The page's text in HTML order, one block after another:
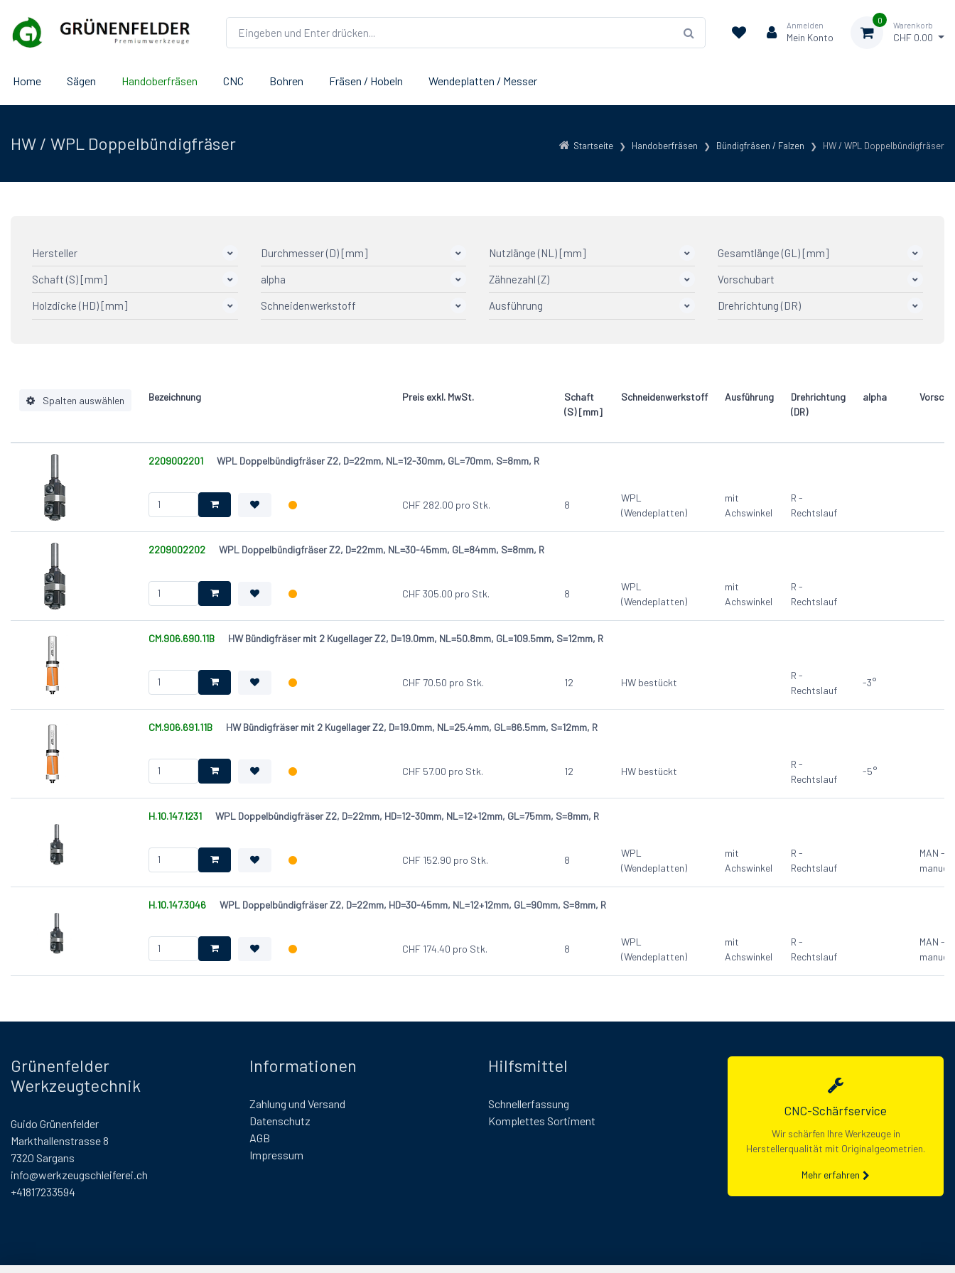
Anmelden
Mein Konto
0
Warenkorb
CHF 0.00
Home Sägen Handoberfräsen CNC Bohren Fräsen / Hobeln Wendeplatten / Messer
Startseite Handoberfräsen Bündigfräsen / Falzen HW / WPL Doppelbündigfräser
HW / WPL Doppelbündigfräser
Hersteller
AGEFA Präzisionswerkzeuge
CMT
Durchmesser (D) [mm] Nutzlänge (NL) [mm] Gesamtlänge (GL) [mm]
Schaft (S) [mm]
12
alpha
-3°
Zähnezahl (Z) Vorschubart
MAN - manuell
Holzdicke (HD) [mm] Schneidenwerkstoff Ausführung Drehrichtung (DR)
Spalten auswählen
Ausführung
Drehrichtung (DR)
Vorschubart
Durchmesser (D) [mm]
Nutzlänge (NL) [mm]
Gesamtlänge (GL) [mm]
Zähnezahl (Z)
Holzdicke (HD) [mm]
Bezeichnung Preis exkl. MwSt.
Schaft
(S) [mm]
Schneidenwerkstoff Ausführung
Drehrichtung
(DR)
alpha
2209002201 WPL Doppelbündigfräser Z2, D=22mm, NL=12-30mm, GL=70mm, S=8mm, R
CHF 282.00 pro Stk. 8
WPL
(Wendeplatten)
mit
Achswinkel
R -
Rechtslauf
2209002202 WPL Doppelbündigfräser Z2, D=22mm, NL=30-45mm, GL=84mm, S=8mm, R
CHF305.00 pro Stk. 8
WPL
(Wendeplatten)
mit
Achswinkel
R -
Rechtslauf
CM.906.690.11B HW Bündigfräser mit 2 Kugellager Z2, D=19.0mm, NL=50.8mm, GL=109.5mm, S=12mm, R
CHF 70.50 pro Stk. 12 HW bestückt
R -
Rechtslauf
-3°
CM.906.691.11B HW Bündigfräser mit 2 Kugellager Z2, D=19.0mm, NL=25.4mm, GL=86.5mm, S=12mm, R
CHF 57.00 pro Stk. 12 HW bestückt
R -
Rechtslauf
-5°
H.10.147.1231 WPL Doppelbündigfräser Z2, D=22mm, HD=12-30mm, NL=12+12mm, GL=75mm, S=8mm, R
CHF 152.90 pro Stk. 8
WPL
(Wendeplatten)
mit
Achswinkel
R -
Rechtslauf
MAN -
manuell
H.10.147.3046 WPL Doppelbündigfräser Z2, D=22mm, HD=30-45mm, NL=12+12mm, GL=90mm, S=8mm, R
CHF 174.40 pro Stk. 8
WPL
(Wendeplatten)
mit
Achswinkel
R -
Rechtslauf
MAN -
manuell
Grünenfelder
Werkzeugtechnik
Guido Grünenfelder
Markthallenstrasse 8
7320 Sargans
info@werkzeugschleiferei.ch
+41817233594
Informationen
Zahlung und Versand
Datenschutz
AGB
Impressum
Hilfsmittel
Schnellerfassung
Komplettes Sortiment
CNC-Schärfservice
Wir schärfen Ihre Werkzeuge in
Herstellerqualität mit Originalgeometrien.
Mehr erfahren